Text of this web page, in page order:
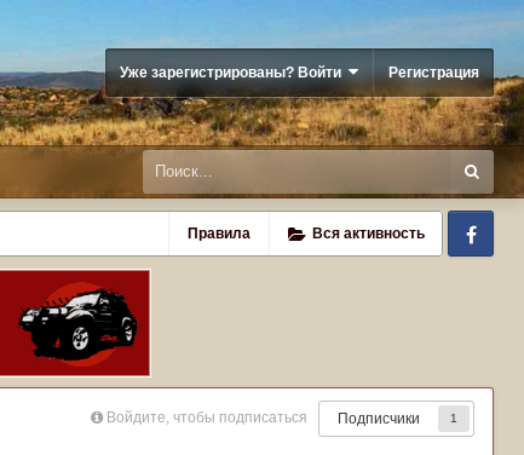
Уже зарегистрированы? Войти Регистрация
Правила Вся активность
Войдите, чтобы подписаться Подписчики 1